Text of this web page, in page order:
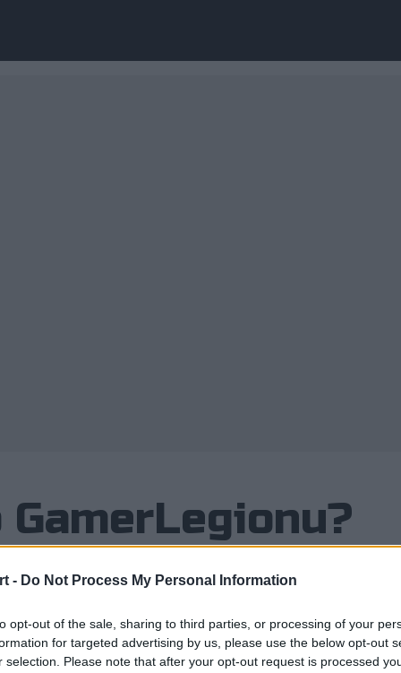
- Do Not Process My Personal Information
opt-out of the sale, sharing to third parties, or processing of your
for targeted advertising by us, please use the below opt-out
selection. Please note that after your opt-out request is processed
ponownie posiada polskiego